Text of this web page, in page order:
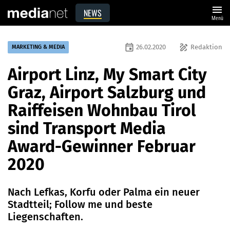
NEWS menu
Menü
MARKETING & MEDIA draw Redaktion
event 26.02.2020
Airport Linz, My Smart City
Graz, Airport Salzburg und
Raiffeisen Wohnbau Tirol
sind Transport Media
Award-Gewinner Februar
2020
Nach Lefkas, Korfu oder Palma ein neuer
Stadtteil; Follow me und beste
Liegenschaften.